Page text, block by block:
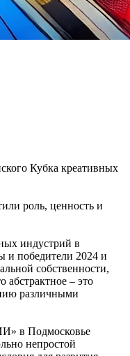
Кубка креативных
роль, ценность и
индустрий в
и победители 2024 и
собственности,
абстрактное – это
различными
в Подмосковье
непростой